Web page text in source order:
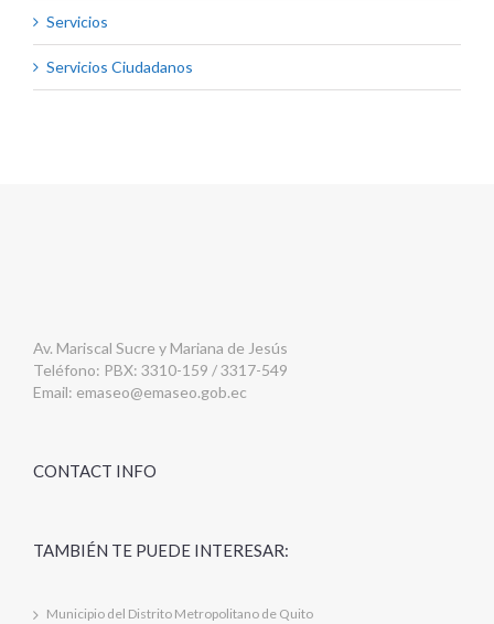
Servicios
Servicios Ciudadanos
Av. Mariscal Sucre y Mariana de Jesús
Teléfono: PBX: 3310-159 / 3317-549
Email: emaseo@emaseo.gob.ec
CONTACT INFO
TAMBIÉN TE PUEDE INTERESAR:
Municipio del Distrito Metropolitano de Quito